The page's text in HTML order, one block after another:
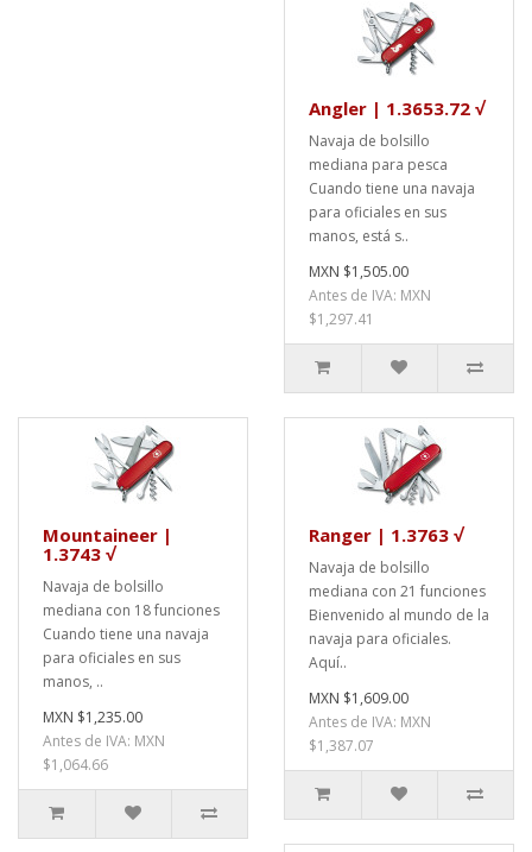
Angler | 1.3653.72 √
Navaja de bolsillo
mediana para pesca
Cuando tiene una navaja
para oficiales en sus
manos, está s..
MXN $1,505.00
Antes de IVA: MXN
$1,297.41
Mountaineer |
1.3743 √
Navaja de bolsillo
mediana con 18 funciones
Cuando tiene una navaja
para oficiales en sus
manos, ..
MXN $1,235.00
Antes de IVA: MXN
$1,064.66
Ranger | 1.3763 √
Navaja de bolsillo
mediana con 21 funciones
Bienvenido al mundo de la
navaja para oficiales.
Aquí..
MXN $1,609.00
Antes de IVA: MXN
$1,387.07